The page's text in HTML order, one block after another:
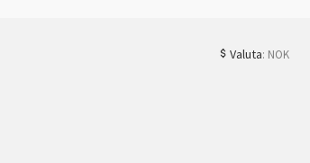
Valuta: NOK